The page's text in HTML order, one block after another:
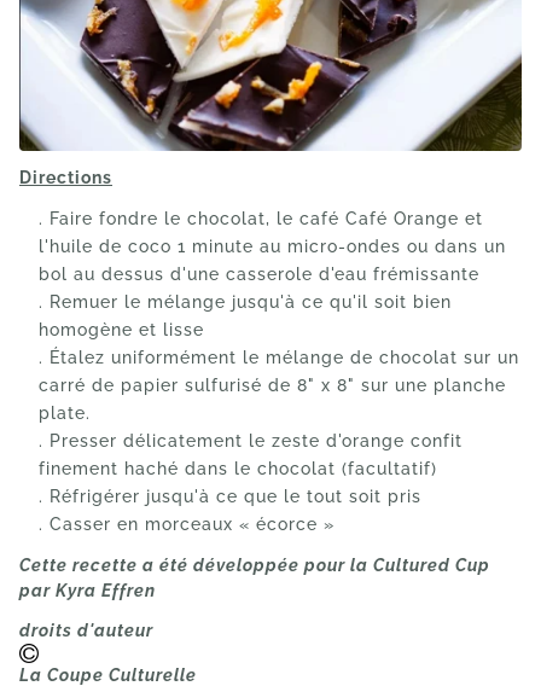
Directions
. Faire fondre le chocolat, le café Café Orange et
l'huile de coco 1 minute au micro-ondes ou dans un
bol au dessus d'une casserole d'eau frémissante
. Remuer le mélange jusqu'à ce qu'il soit bien
homogène et lisse
. Étalez uniformément le mélange de chocolat sur un
carré de papier sulfurisé de 8" x 8" sur une planche
plate.
. Presser délicatement le zeste d'orange confit
finement haché dans le chocolat (facultatif)
. Réfrigérer jusqu'à ce que le tout soit pris
. Casser en morceaux « écorce »
Cette recette a été développée pour la Cultured Cup
par Kyra Effren
droits d'auteur
La Coupe Culturelle